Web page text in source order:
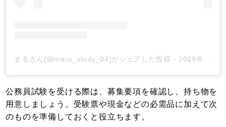
まるさん(@maru_study_04)がシェアした投稿 - 2019年 6月月28日午後5時07分PDT
公務員試験を受ける際は、募集要項を確認し、持ち物を
用意しましょう。受験票や現金などの必需品に加えて次
のものを準備しておくと役立ちます。